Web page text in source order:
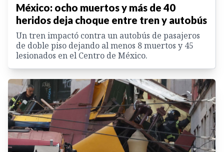
México: ocho muertos y más de 40
heridos deja choque entre tren y autobús
Un tren impactó contra un autobús de pasajeros
de doble piso dejando al menos 8 muertos y 45
lesionados en el Centro de México.